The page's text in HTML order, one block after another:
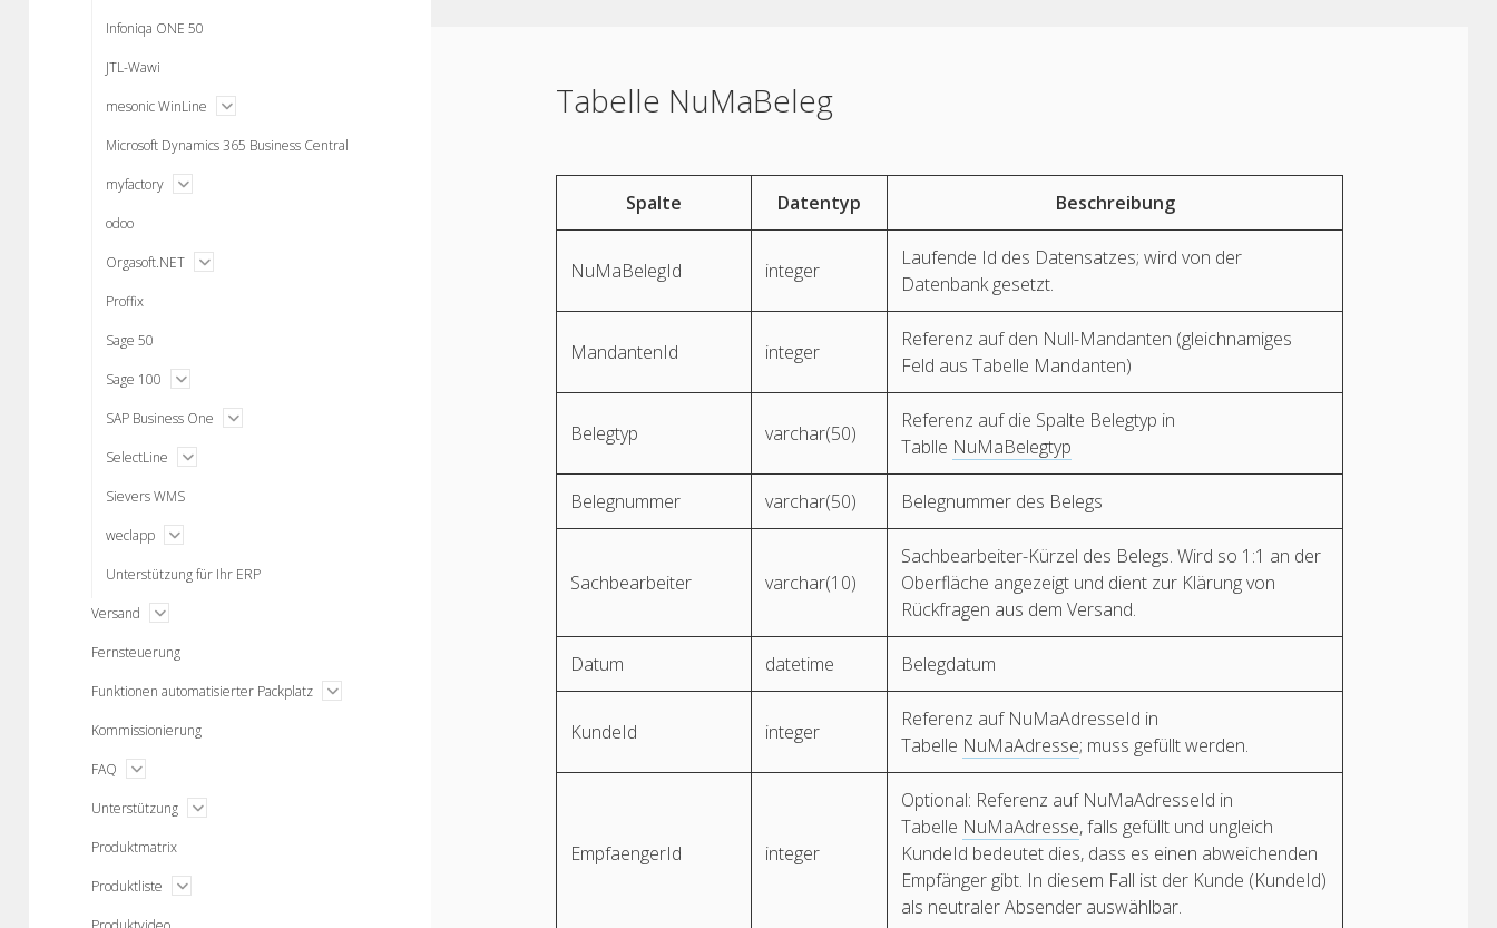
Infoniqa ONE 50
JTL-Wawi
mesonic WinLine
open
menu
Microsoft Dynamics 365 Business Central
myfactory
open
menu
odoo
Orgasoft.NET
open
menu
Proffix
Sage 50
Sage 100
open
menu
SAP Business One
open
menu
SelectLine
open
menu
Sievers WMS
weclapp
open
menu
Unterstützung für Ihr ERP
Versand
open
menu
Fernsteuerung
Funktionen automatisierter Packplatz
open
menu
Kommissionierung
FAQ
open
menu
Unterstützung
open
menu
Produktmatrix
Produktliste
open
menu
Tabelle NuMaBeleg
Spalte Datentyp Beschreibung
NuMaBelegId integer
Laufende Id des Datensatzes; wird von der
Datenbank gesetzt.
MandantenId integer
Referenz auf den Null-Mandanten (gleichnamiges
Feld aus Tabelle Mandanten)
Belegtyp varchar(50)
Referenz auf die Spalte Belegtyp in
Tablle NuMaBelegtyp
Belegnummer varchar(50) Belegnummer des Belegs
Sachbearbeiter varchar(10)
Sachbearbeiter-Kürzel des Belegs. Wird so 1:1 an der
Oberfläche angezeigt und dient zur Klärung von
Rückfragen aus dem Versand.
Datum datetime Belegdatum
KundeId integer
Referenz auf NuMaAdresseId in
Tabelle NuMaAdresse; muss gefüllt werden.
EmpfaengerId integer
Optional: Referenz auf NuMaAdresseId in
Tabelle NuMaAdresse, falls gefüllt und ungleich
KundeId bedeutet dies, dass es einen abweichenden
Empfänger gibt. In diesem Fall ist der Kunde (KundeId)
als neutraler Absender auswählbar.